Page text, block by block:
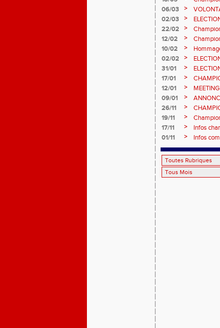
06/03 >
02/03
>
2ème
22/02 >
12/02 >
février
10/02 >
02/02 >
vote :
31/01 >
17/01
>
12/01 >
09/01
>
26/11 >
2026,
19/11 >
17/11
>
Infos
01/11
> Infos